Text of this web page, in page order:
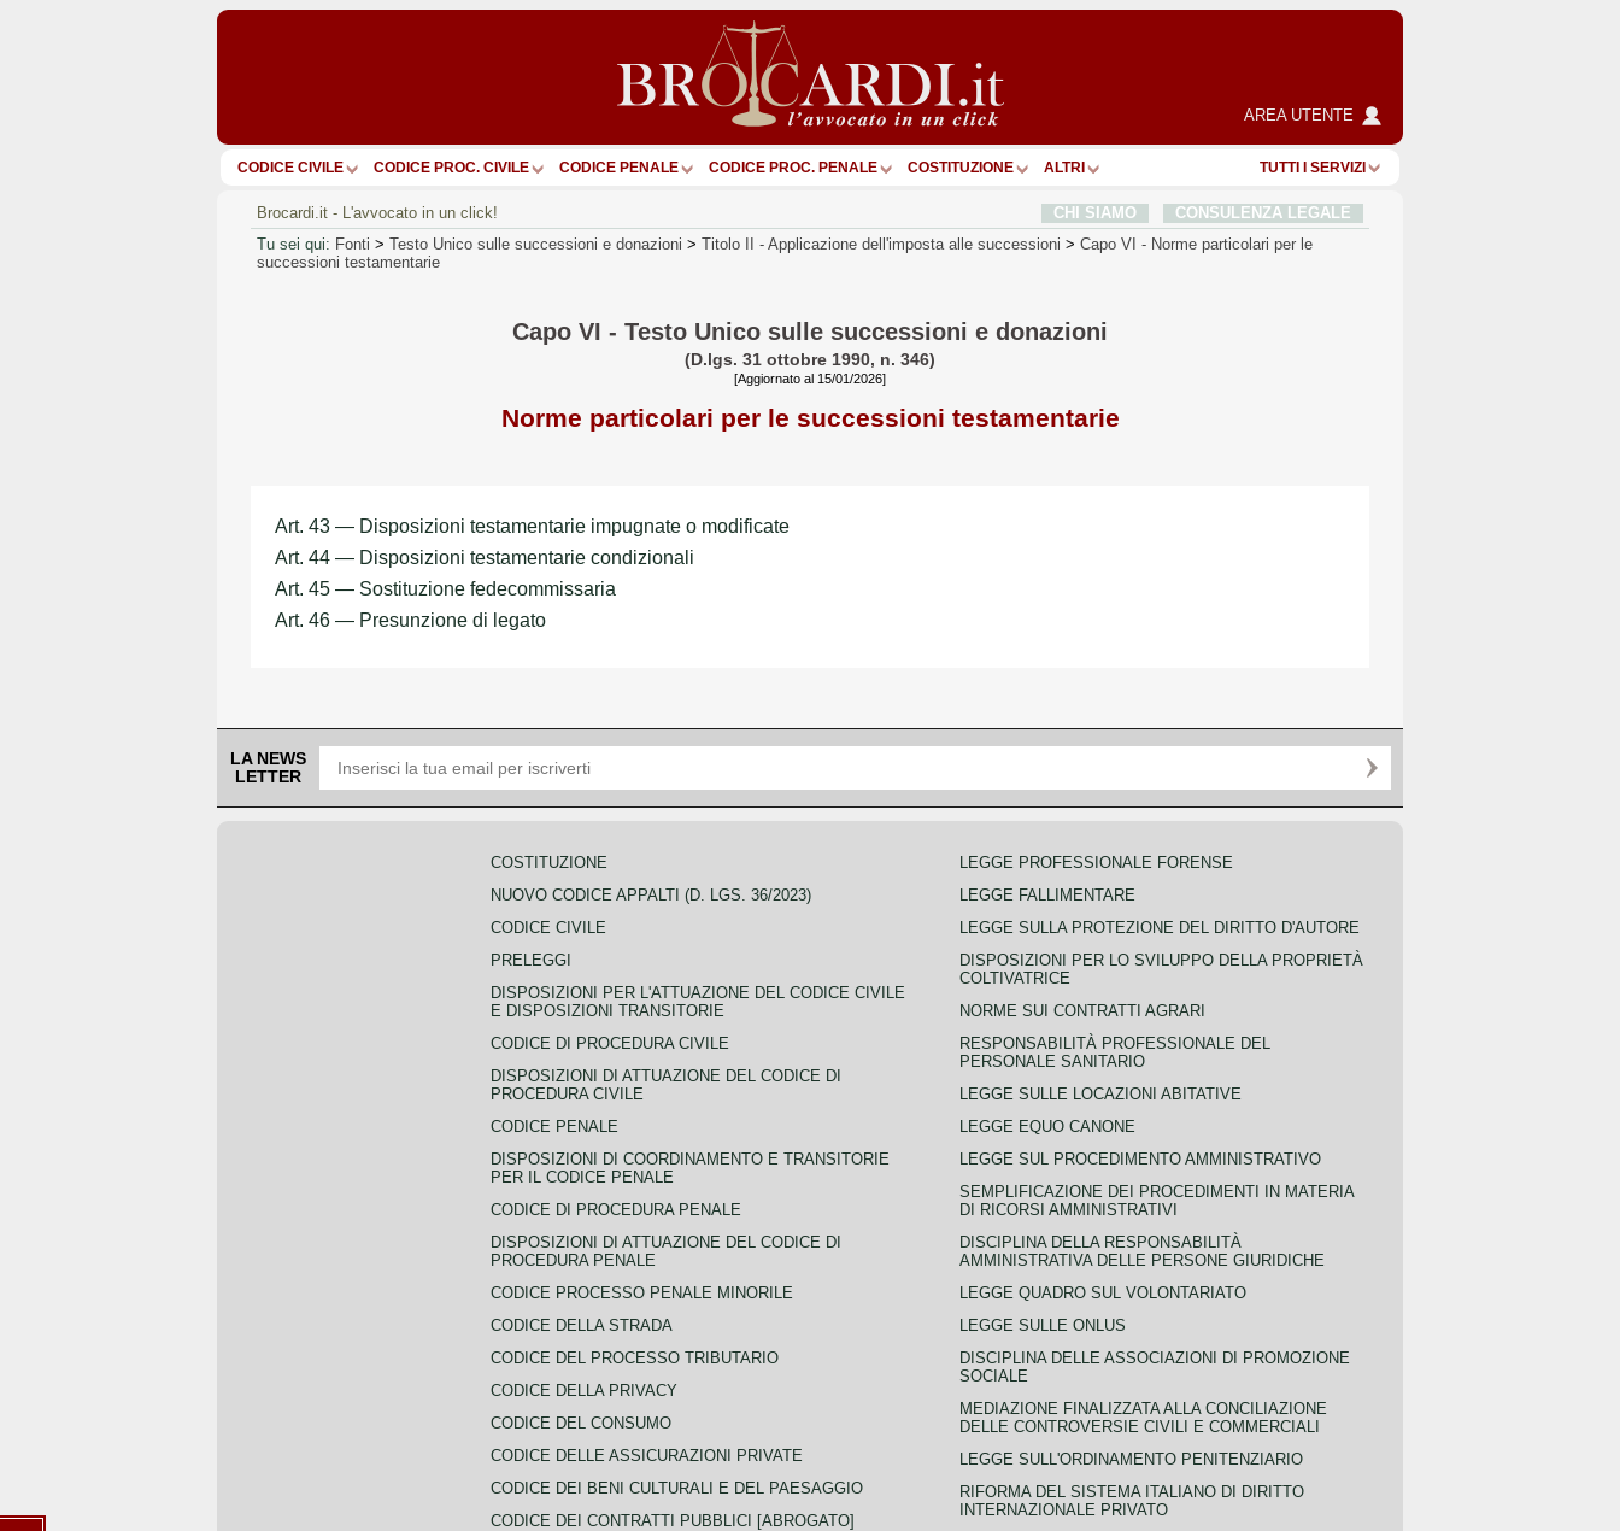
AREA UTENTE
CODICE CIVILE CODICE PROC. CIVILE CODICE PENALE CODICE PROC. PENALE COSTITUZIONE ALTRI TUTTI I SERVIZI
Brocardi.it - L'avvocato in un click! CHI SIAMO
CONSULENZA LEGALE
Tu sei qui: Fonti > Testo Unico sulle successioni e donazioni > Titolo II - Applicazione dell'imposta alle successioni > Capo VI - Norme particolari per le
successioni testamentarie
Capo VI - Testo Unico sulle successioni e donazioni
(D.lgs. 31 ottobre 1990, n. 346)
[Aggiornato al 15/01/2026]
Norme particolari per le successioni testamentarie
Art. 43 — Disposizioni testamentarie impugnate o modificate
Art. 44 — Disposizioni testamentarie condizionali
Art. 45 — Sostituzione fedecommissaria
Art. 46 — Presunzione di legato
LA NEWS
LETTER
COSTITUZIONE
NUOVO CODICE APPALTI (D. LGS. 36/2023)
CODICE CIVILE
PRELEGGI
DISPOSIZIONI PER L'ATTUAZIONE DEL CODICE CIVILE
E DISPOSIZIONI TRANSITORIE
CODICE DI PROCEDURA CIVILE
DISPOSIZIONI DI ATTUAZIONE DEL CODICE DI
PROCEDURA CIVILE
CODICE PENALE
DISPOSIZIONI DI COORDINAMENTO E TRANSITORIE
PER IL CODICE PENALE
CODICE DI PROCEDURA PENALE
DISPOSIZIONI DI ATTUAZIONE DEL CODICE DI
PROCEDURA PENALE
CODICE PROCESSO PENALE MINORILE
CODICE DELLA STRADA
CODICE DEL PROCESSO TRIBUTARIO
CODICE DELLA PRIVACY
CODICE DEL CONSUMO
CODICE DELLE ASSICURAZIONI PRIVATE
CODICE DEI BENI CULTURALI E DEL PAESAGGIO
CODICE DEI CONTRATTI PUBBLICI [ABROGATO]
LEGGE PROFESSIONALE FORENSE
LEGGE FALLIMENTARE
LEGGE SULLA PROTEZIONE DEL DIRITTO D'AUTORE
DISPOSIZIONI PER LO SVILUPPO DELLA PROPRIETÀ
COLTIVATRICE
NORME SUI CONTRATTI AGRARI
RESPONSABILITÀ PROFESSIONALE DEL
PERSONALE SANITARIO
LEGGE SULLE LOCAZIONI ABITATIVE
LEGGE EQUO CANONE
LEGGE SUL PROCEDIMENTO AMMINISTRATIVO
SEMPLIFICAZIONE DEI PROCEDIMENTI IN MATERIA
DI RICORSI AMMINISTRATIVI
DISCIPLINA DELLA RESPONSABILITÀ
AMMINISTRATIVA DELLE PERSONE GIURIDICHE
LEGGE QUADRO SUL VOLONTARIATO
LEGGE SULLE ONLUS
DISCIPLINA DELLE ASSOCIAZIONI DI PROMOZIONE
SOCIALE
MEDIAZIONE FINALIZZATA ALLA CONCILIAZIONE
DELLE CONTROVERSIE CIVILI E COMMERCIALI
LEGGE SULL'ORDINAMENTO PENITENZIARIO
RIFORMA DEL SISTEMA ITALIANO DI DIRITTO
INTERNAZIONALE PRIVATO